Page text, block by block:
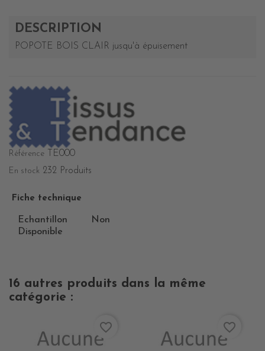
DESCRIPTION
POPOTE BOIS CLAIR jusqu'à épuisement
Référence TE000
En stock 232 Produits
Fiche technique
Echantillon
Disponible
Non
16 autres produits dans la même
catégorie :
favorite_border favorite_border